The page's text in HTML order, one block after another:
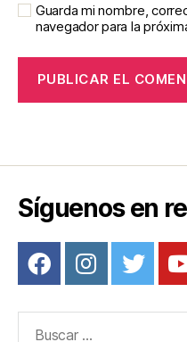
Guarda mi nombre,
navegador para la
Síguenos en